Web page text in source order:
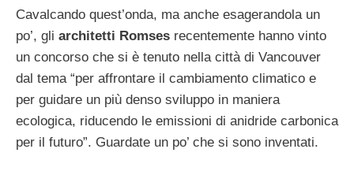
Cavalcando quest’onda, ma anche esagerandola un
po’, gli architetti Romses recentemente hanno vinto
un concorso che si è tenuto nella città di Vancouver
dal tema “per affrontare il cambiamento climatico e
per guidare un più denso sviluppo in maniera
ecologica, riducendo le emissioni di anidride carbonica
per il futuro”. Guardate un po’ che si sono inventati.